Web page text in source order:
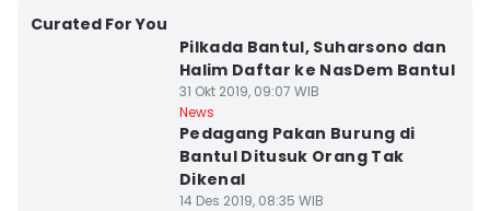
Curated For You
Pilkada Bantul, Suharsono dan
Halim Daftar ke NasDem Bantul
31 Okt 2019, 09:07 WIB
News
Pedagang Pakan Burung di
Bantul Ditusuk Orang Tak
Dikenal
14 Des 2019, 08:35 WIB